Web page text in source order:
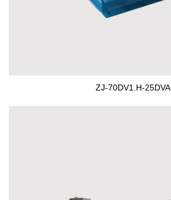
ZJ-70DV1.H-25DVA